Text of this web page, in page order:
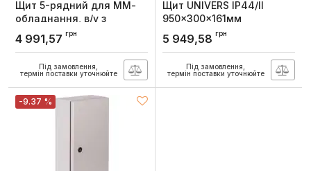
Щит 5-рядний для ММ-
обладнання, в/у з
металевими дверями,
VOLTA, Hager
4 991,57 грн
Під замовлення,
термін поставки уточнюйте
Щит UNIVERS IP44/II
950x300x161мм
порожній, Hager
Артикул:
5 949,58 грн
Під замовлення,
термін поставки уточнюйте
-9.37 %